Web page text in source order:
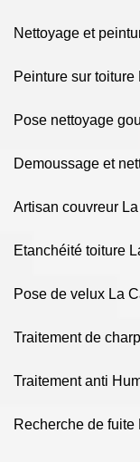
Nettoyage et
Peinture sur toiture
Pose nettoyage
Demoussage et
Artisan couvreur
Etanchéité toiture
Pose de velux La
Traitement de
Traitement anti
Recherche de